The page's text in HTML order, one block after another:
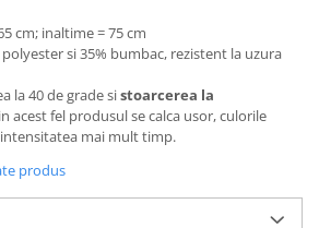
cm; inaltime = 75 cm
si 35% bumbac, rezistent la uzura
la 40 de grade sistoarcerea la
acest fel produsul se calca usor, culorile
intensitatea mai mult timp.
produs